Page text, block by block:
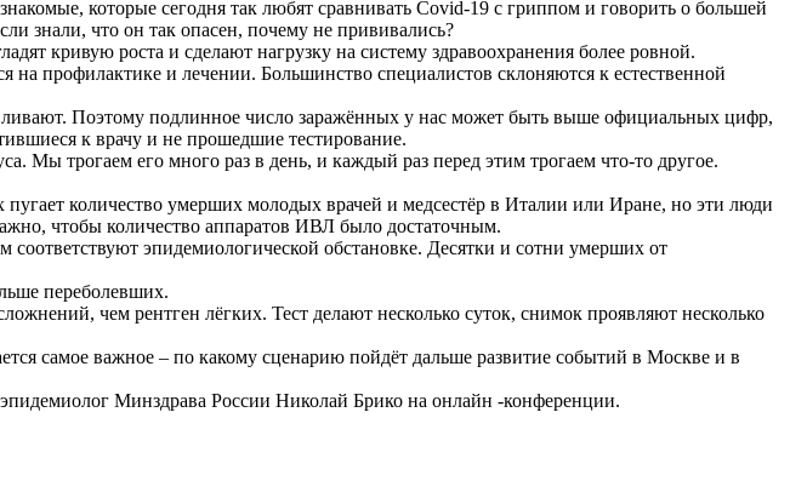
которые сегодня так любят сравнивать Covid-19 с гриппом и говорить о большей
знали, что он так опасен, почему не прививались?
кривую роста и сделают нагрузку на систему здравоохранения более ровной.
на профилактике и лечении. Большинство специалистов склоняются к естественной
Поэтому подлинное число заражённых у нас может быть выше официальных цифр,
к врачу и не прошедшие тестирование.
Мы трогаем его много раз в день, и каждый раз перед этим трогаем что-то другое.
количество умерших молодых врачей и медсестёр в Италии или Иране, но эти люди
чтобы количество аппаратов ИВЛ было достаточным.
эпидемиологической обстановке. Десятки и сотни умерших от
переболевших.
чем рентген лёгких. Тест делают несколько суток, снимок проявляют несколько
самое важное – по какому сценарию пойдёт дальше развитие событий в Москве и в
Минздрава России Николай Брико на онлайн -конференции.